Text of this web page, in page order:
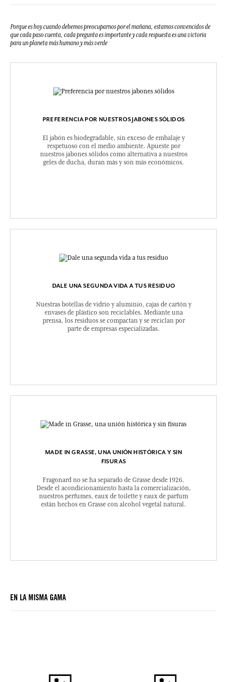
Porque es hoy cuando debemos preocuparnos por el mañana, estamos convencidos de
que cada paso cuenta, cada pregunta es importante y cada respuesta es una victoria
para un planeta más humano y más verde
PREFERENCIA POR NUESTROS JABONES SÓLIDOS
El jabón es biodegradable, sin exceso de embalaje y
respetuoso con el medio ambiente. Apueste por
nuestros jabones sólidos como alternativa a nuestros
geles de ducha, duran más y son más económicos.
DALE UNA SEGUNDA VIDA A TUS RESIDUO
Nuestras botellas de vidrio y aluminio, cajas de cartón y
envases de plástico son reciclables. Mediante una
prensa, los residuos se compactan y se reciclan por
parte de empresas especializadas.
MADE IN GRASSE, UNA UNIÓN HISTÓRICA Y SIN
FISURAS
Fragonard no se ha separado de Grasse desde 1926.
Desde el acondicionamiento hasta la comercialización,
nuestros perfumes, eaux de toilette y eaux de parfum
están hechos en Grasse con alcohol vegetal natural.
EN LA MISMA GAMA